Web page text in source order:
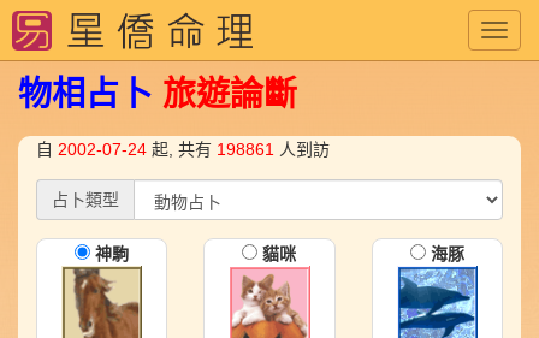
物相占卜 旅遊論斷
自 2002-07-24 起, 共有 198861 人到訪
占卜類型
神駒 貓咪 海豚